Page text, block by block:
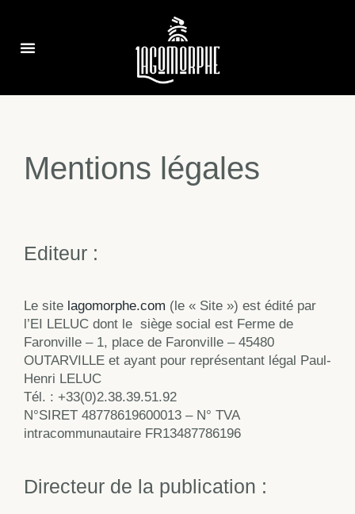
Mentions légales
Editeur :
Le site lagomorphe.com (le « Site ») est édité par
l’EI LELUC dont le siège social est Ferme de
Faronville – 1, place de Faronville – 45480
OUTARVILLE et ayant pour représentant légal Paul-
Henri LELUC
Tél. : +33(0)2.38.39.51.92
N°SIRET 48778619600013 – N° TVA
intracommunautaire FR13487786196
Directeur de la publication :